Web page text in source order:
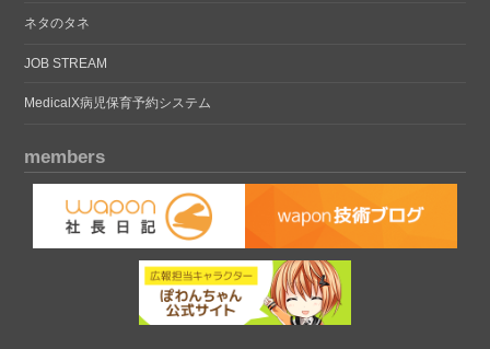
ネタのタネ
JOB STREAM
MedicalX病児保育予約システム
members